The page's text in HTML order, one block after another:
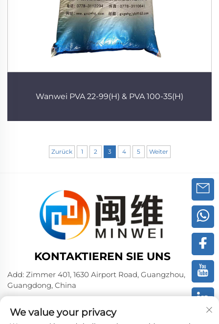
Wanwei PVA 22-99(H) & PVA 100-35(H)
Zurück 1 2 3 4 5 Weiter
KONTAKTIEREN SIE UNS
Add: Zimmer 401, 1630 Airport Road, Guangzhou,
Guangdong, China
Telefon/Wechat/WhatsAPP:
We value your privacy